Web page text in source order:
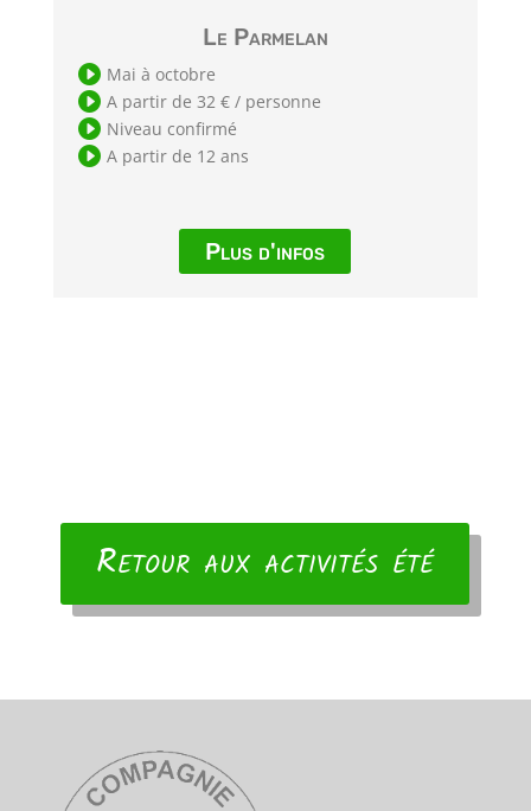
Le Parmelan
 Mai à octobre
 A partir de 32 € / personne
 Niveau confirmé
 A partir de 12 ans
Plus d'infos
Retour aux activités été